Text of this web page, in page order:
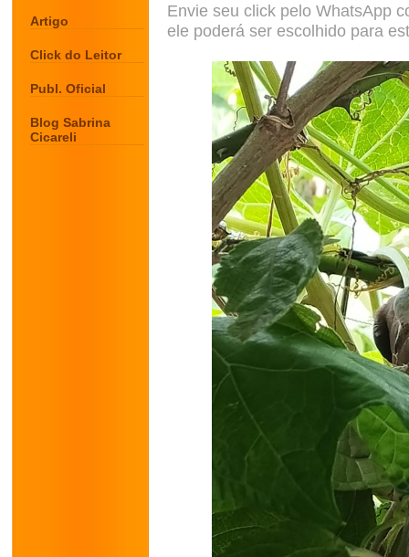
Artigo
Click do Leitor
Publ. Oficial
Blog Sabrina
Cicareli
Envie seu click pelo WhatsApp
ele poderá ser escolhido para